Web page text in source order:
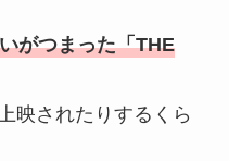
がつまった「THE
映されたりするくら